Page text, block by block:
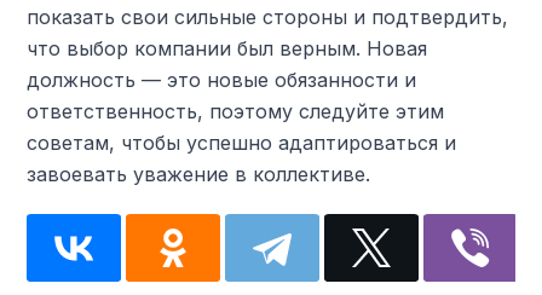
показать свои сильные стороны и подтвердить,
что выбор компании был верным. Новая
должность — это новые обязанности и
ответственность, поэтому следуйте этим
советам, чтобы успешно адаптироваться и
завоевать уважение в коллективе.